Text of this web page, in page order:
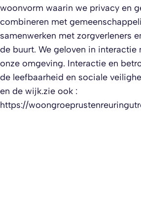
woonvorm waarin we privacy en
combineren met
samenwerken met zorgverleners
de buurt. We geloven in interactie
onze omgeving. Interactie en
de leefbaarheid en sociale
en de wijk.zie ook :
https://